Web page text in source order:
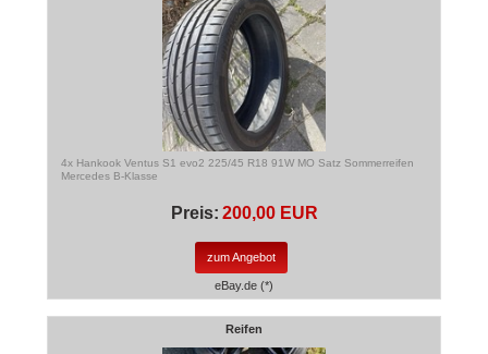
4x Hankook Ventus S1 evo2 225/45 R18 91W MO Satz Sommerreifen
Mercedes B-Klasse
Preis: 200,00 EUR
zum Angebot
eBay.de (*)
Reifen